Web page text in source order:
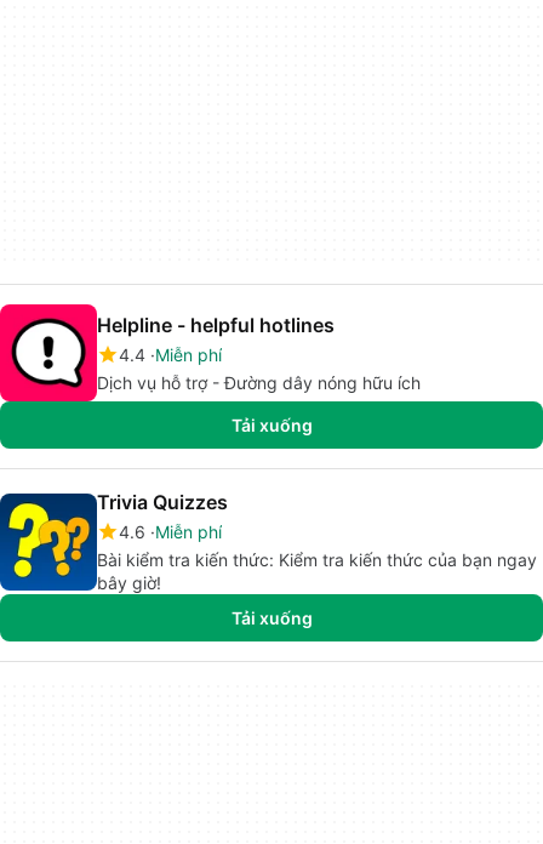
Helpline - helpful hotlines
4.4 Miễn phí
Dịch vụ hỗ trợ - Đường dây nóng hữu ích
Tải xuống
Trivia Quizzes
4.6 Miễn phí
Bài kiểm tra kiến thức: Kiểm tra kiến thức của bạn ngay
bây giờ!
Tải xuống